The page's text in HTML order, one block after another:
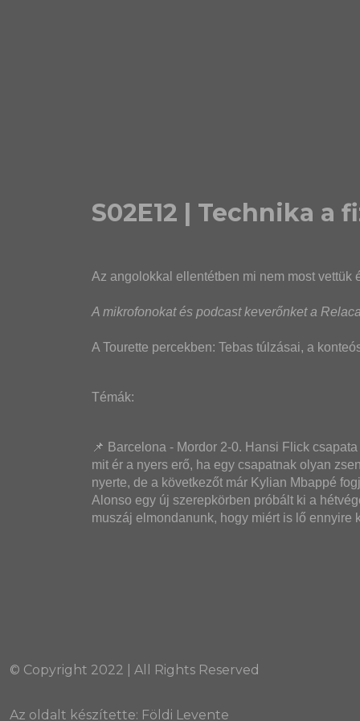
S02E12 | Technika a
Az angolokkal ellentétben mi nem most
A mikrofonokat és podcast keverőnket a
A Tourette percekben: Tebas túlzásai, a
Témák:
📌 Barcelona - Mordor 2-0. Hansi Flick
mit ér a nyers erő, ha egy csapatnak olyan
nyerte, de a következőt már Kylian Mbappé
Alonso egy új szerepkörben próbált ki a
muszáj elmondanunk, hogy miért is lő ennyire
© Copyright 2022 | All Rights Reserved
Az oldalt készítette: Földi Levente